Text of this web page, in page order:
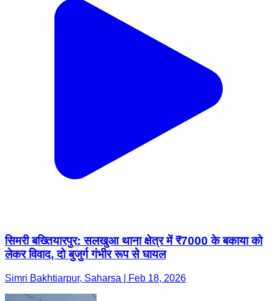
सिमरी बख्तियारपुर: सलखुआ थाना क्षेत्र में ₹7000 के बकाया को
लेकर विवाद, दो बुजुर्ग गंभीर रूप से घायल
Simri Bakhtiarpur, Saharsa | Feb 18, 2026